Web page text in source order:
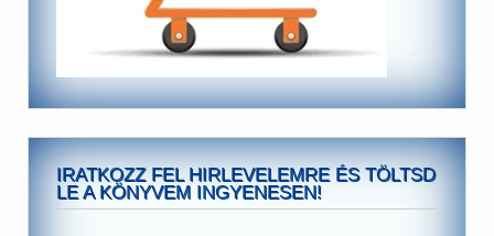
IRATKOZZ FEL HIRLEVELEMRE ÉS TÖLTSD
LE A KÖNYVEM INGYENESEN!